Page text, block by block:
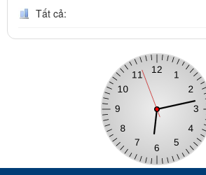
Tất cả: